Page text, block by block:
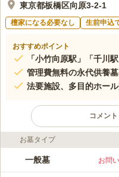
東京都板橋区向原3-2-1
檀家になる必要なし 生前申込
おすすめポイント
「小竹向原駅」「千川
管理費無料の永代供養墓
法要施設、多目的ホー
コメン
ライフドット編集部のコメント
東京メトロ・有楽町線
お墓タイプ
一般墓 お問